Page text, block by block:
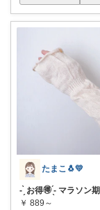
たまこ🐧💛
- ̗̀ お得🉐 ̖́- マラソン期
￥ 889～